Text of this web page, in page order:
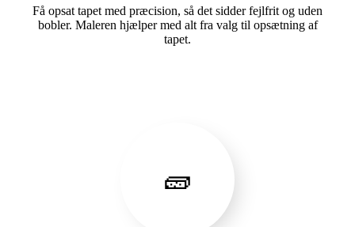
Få opsat tapet med præcision, så det sidder fejlfrit og uden
bobler. Maleren hjælper med alt fra valg til opsætning af
tapet.
🧱